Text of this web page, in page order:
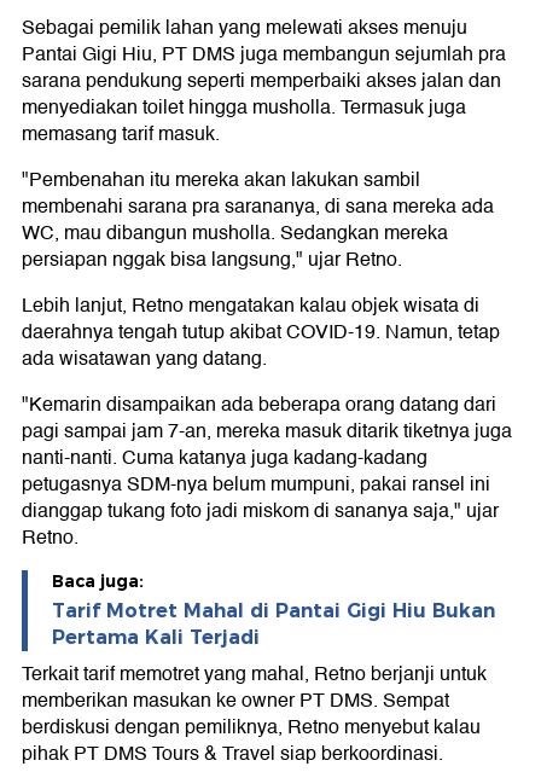
Sebagai pemilik lahan yang melewati akses menuju
Pantai Gigi Hiu, PT DMS juga membangun sejumlah pra
sarana pendukung seperti memperbaiki akses jalan dan
menyediakan toilet hingga musholla. Termasuk juga
memasang tarif masuk.
"Pembenahan itu mereka akan lakukan sambil
membenahi sarana pra sarananya, di sana mereka ada
WC, mau dibangun musholla. Sedangkan mereka
persiapan nggak bisa langsung," ujar Retno.
Lebih lanjut, Retno mengatakan kalau objek wisata di
daerahnya tengah tutup akibat COVID-19. Namun, tetap
ada wisatawan yang datang.
"Kemarin disampaikan ada beberapa orang datang dari
pagi sampai jam 7-an, mereka masuk ditarik tiketnya juga
nanti-nanti. Cuma katanya juga kadang-kadang
petugasnya SDM-nya belum mumpuni, pakai ransel ini
dianggap tukang foto jadi miskom di sananya saja," ujar
Retno.
Baca juga:
Tarif Motret Mahal di Pantai Gigi Hiu Bukan
Pertama Kali Terjadi
Terkait tarif memotret yang mahal, Retno berjanji untuk
memberikan masukan ke owner PT DMS. Sempat
berdiskusi dengan pemiliknya, Retno menyebut kalau
pihak PT DMS Tours & Travel siap berkoordinasi.